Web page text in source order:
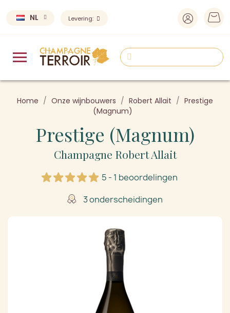
NL Levering:
Home Onze wijnbouwers Robert Allait
Prestige
(Magnum)
Prestige (Magnum)
Champagne Robert Allait
5 - 1 beoordelingen
3 onderscheidingen